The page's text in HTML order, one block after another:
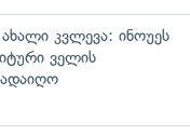
კვლევა: ინოუეს
ველის